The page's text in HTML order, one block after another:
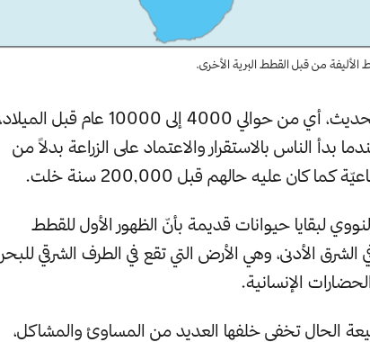
الأليفة من قبل القطط البرية الأخرى.
وجِدت القطط في العصر الحجري الحديث، أي من حوالي 4000 إلى 10000 عام قبل الميلاد،
بدأ الناس بالاستقرار والاعتماد على الزراعة بدلاً من
عليه حالهم قبل 200,000 سنة خلت.
لبقايا حيوانات قديمة بأنّ الظهور الأول للقطط
الشرق الأدنى، وهي الأرض التي تقع في الطرف الشرقي للبحر
الإنسانية.
الحال تخفي خلفها العديد من المساوئ والمشاكل،